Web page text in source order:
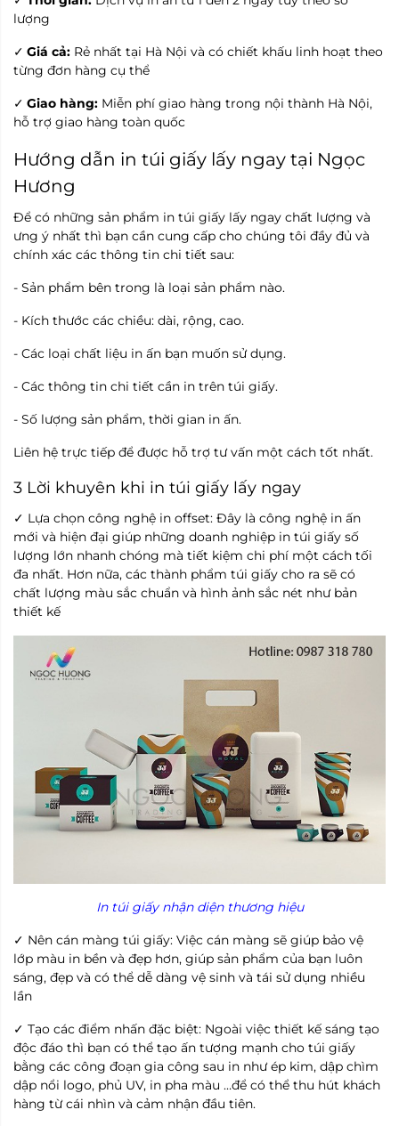
lượng
✓ Giá cả: Rẻ nhất tại Hà Nội và có chiết khấu linh hoạt theo
từng đơn hàng cụ thể
✓ Giao hàng: Miễn phí giao hàng trong nội thành Hà Nội,
hỗ trợ giao hàng toàn quốc
Hướng dẫn in túi giấy lấy ngay tại Ngọc
Hương
Để có những sản phẩm in túi giấy lấy ngay chất lượng và
ưng ý nhất thì bạn cần cung cấp cho chúng tôi đầy đủ và
chính xác các thông tin chi tiết sau:
- Sản phẩm bên trong là loại sản phẩm nào.
- Kích thước các chiều: dài, rộng, cao.
- Các loại chất liệu in ấn bạn muốn sử dụng.
- Các thông tin chi tiết cần in trên túi giấy.
- Số lượng sản phẩm, thời gian in ấn.
Liên hệ trực tiếp để được hỗ trợ tư vấn một cách tốt nhất.
3 Lời khuyên khi in túi giấy lấy ngay
✓ Lựa chọn công nghệ in offset: Đây là công nghệ in ấn
mới và hiện đại giúp những doanh nghiệp in túi giấy số
lượng lớn nhanh chóng mà tiết kiệm chi phí một cách tối
đa nhất. Hơn nữa, các thành phẩm túi giấy cho ra sẽ có
chất lượng màu sắc chuẩn và hình ảnh sắc nét như bản
thiết kế
In túi giấy nhận diện thương hiệu
✓ Nên cán màng túi giấy: Việc cán màng sẽ giúp bảo vệ
lớp màu in bền và đẹp hơn, giúp sản phẩm của bạn luôn
sáng, đẹp và có thể dễ dàng vệ sinh và tái sử dụng nhiều
lần
✓ Tạo các điểm nhấn đặc biệt: Ngoài việc thiết kế sáng tạo
độc đáo thì bạn có thể tạo ấn tượng mạnh cho túi giấy
bằng các công đoạn gia công sau in như ép kim, dập chìm
dập nổi logo, phủ UV, in pha màu …để có thể thu hút khách
hàng từ cái nhìn và cảm nhận đầu tiên.